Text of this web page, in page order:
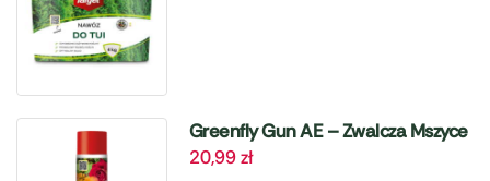
Greenfly Gun AE – Zwalcza Mszyce
– 405 ml Target
20,99zł